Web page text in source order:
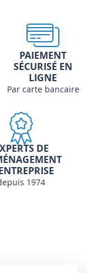
PAIEMENT
SÉCURISÉ EN
LIGNE
Par carte bancaire
DE
1974